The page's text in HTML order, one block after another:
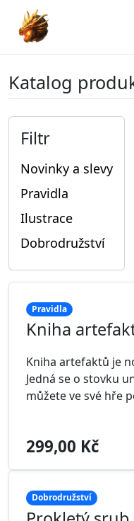
Katalog
Filtr
Novinky a slevy
Pravidla
Ilustrace
Dobrodružství
Pravidla
Kniha
Kniha artefaktů je
Jedná se o stovku
můžete ve své hře
299,00 Kč
Dobrodružství